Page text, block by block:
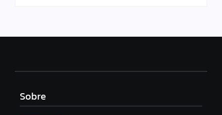
Sobre